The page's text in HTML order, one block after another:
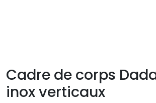
Cadre de corps
inox verticaux